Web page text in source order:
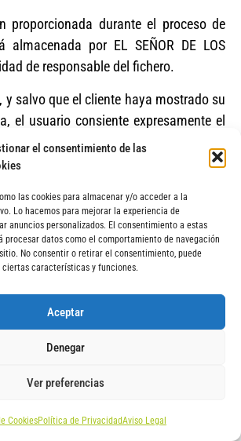
el consentimiento de las
las cookies para almacenar y/o acceder a la
Lo hacemos para mejorar la experiencia de
anuncios personalizados. El consentimiento a estas
procesar datos como el comportamiento de navegación
No consentir o retirar el consentimiento, puede
características y funciones.
Aceptar
Denegar
Ver preferencias
CookiesPolítica de PrivacidadAviso Legal
proporcionada durante el proceso de
almacenada por EL SEÑOR DE LOS
de responsable del fichero.
y salvo que el cliente haya mostrado su
el usuario consiente expresamente el
sus datos personales para remitir
novedades y ofertas sobre los
electrónico.
de envíos de comunicaciones
hacerlo enviando un email a
comunicaciones y ejercitar los derechos
cancelación y oposición a través
C/ La Vía 3, 2F, 03440 Ibi, Alicante o
viajarconayuda@xn--
fotocopia del D.N.I. o equivalente,